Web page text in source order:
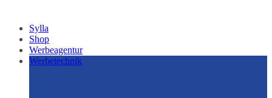
Sylla
Shop
Werbeagentur
Werbetechnik